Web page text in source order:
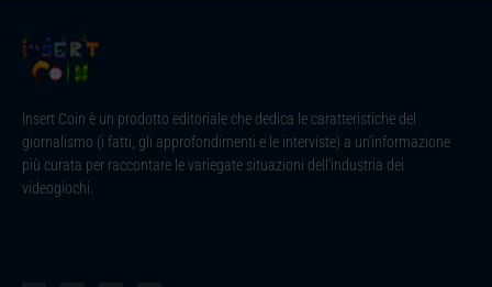
Insert Coin è un prodotto editoriale che dedica le caratteristiche del
giornalismo (i fatti, gli approfondimenti e le interviste) a un’informazione
più curata per raccontare le variegate situazioni dell’industria dei
videogiochi.